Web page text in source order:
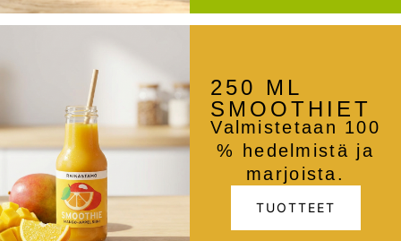
250 ML
SMOOTHIET
Valmistetaan 100
% hedelmistä ja
marjoista.
TUOTTEET